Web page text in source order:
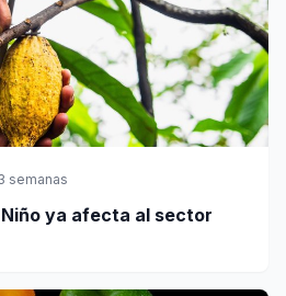
semanas
Niño ya afecta al sector